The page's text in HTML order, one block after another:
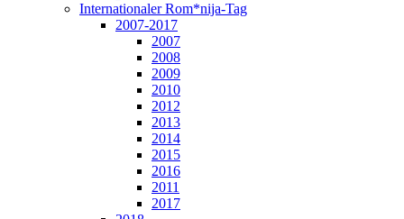
Internationaler Rom*nija-Tag
2007-2017
2007
2008
2009
2010
2012
2013
2014
2015
2016
2011
2017